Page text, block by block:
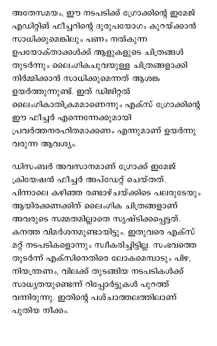
അതേസമയം, ഈ നടപടിക്ക് ഗ്രോക്കിന്റെ ഇമേജ്
എഡിറ്റിങ് ഫീച്ചറിന്‍റെ ദുരുപയോഗം കുറയ്ക്കാന്‍
സാധിക്കുമെങ്കിലും പണം നൽകുന്ന
ഉപയോക്താക്കൾക്ക് ആളുകളുടെ ചിത്രങ്ങള്‍
തുടര്‍ന്നും ലൈംഗികചുവയുള്ള ചിത്രങ്ങളാക്കി
നിര്‍മ്മിക്കാന്‍ സാധിക്കുമെന്നത് ആശങ്ക
ഉയര്‍ത്തുന്നുണ്ട്. ഇത് ഡിജിറ്റൽ
ലൈംഗികാതിക്രമമാണെന്നും എക്സ് ഗ്രോക്കിന്‍റെ
ഈ ഫീച്ചർ എന്നെന്നേക്കുമായി
പ്രവർത്തനരഹിതമാക്കണം എന്നുമാണ് ഉയര്‍ന്നു
വരുന്ന ആവശ്യം.
ഡിസംബർ അവസാനമാണ് ഗ്രോക്ക് ഇമേജ്
ക്രിയേഷൻ ഫീച്ചർ അപ്‌ഡേറ്റ് ചെയ്തത്.
പിന്നാലെ കഴിഞ്ഞ രണ്ടാഴ്ചയ്ക്കിടെ പലരുടേയും
ആയിരക്കണക്കിന് ലൈംഗിക ചിത്രങ്ങളാണ്
അവരുടെ സമ്മതമില്ലാതെ സൃഷ്ടിക്കപ്പെട്ടത്.
കനത്ത വിമര്‍ശനമുണ്ടായിട്ടും. ഇതുവരെ എക്സ്
മറ്റ് നടപടികളൊന്നും സ്വീകരിച്ചിട്ടില്ല. സംഭവത്തെ
തുടര്‍ന്ന് എക്സിനെതിരെ ലോകമെമ്പാടും പിഴ,
നിയന്ത്രണം, വിലക്ക് തുടങ്ങിയ നടപടികള്‍ക്ക്
സാധ്യതയുണ്ടെന്ന് റിപ്പോര്‍ട്ടുകള്‍ പുറത്ത്
വന്നിരുന്നു. ഇതിന്‍റെ പശ്ചാത്തലത്തിലാണ്
പുതിയ നീക്കം.